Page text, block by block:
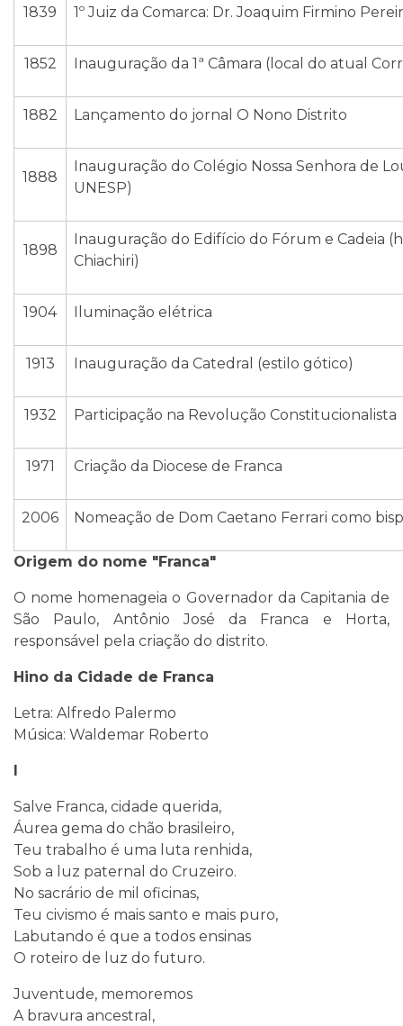
1839 1º Juiz da Comarca: Dr. Joaquim Firmino
1852 Inauguração da 1ª Câmara (local do atual
1882 Lançamento do jornal O Nono Distrito
1888
Inauguração do Colégio Nossa Senhora de
UNESP)
1898
Inauguração do Edifício do Fórum e Cadeia
Chiachiri)
1904 Iluminação elétrica
1913 Inauguração da Catedral (estilo gótico)
1932 Participação na Revolução Constitucionalista
1971 Criação da Diocese de Franca
2006 Nomeação de Dom Caetano Ferrari como
Origem do nome "Franca"
O nome homenageia o Governador da Capitania de
São Paulo, Antônio José da Franca e Horta,
responsável pela criação do distrito.
Hino da Cidade de Franca
Letra: Alfredo Palermo
Música: Waldemar Roberto
Salve Franca, cidade querida,
Áurea gema do chão brasileiro,
Teu trabalho é uma luta renhida,
Sob a luz paternal do Cruzeiro.
No sacrário de mil oficinas,
Teu civismo é mais santo e mais puro,
Labutando é que a todos ensinas
O roteiro de luz do futuro.
Juventude, memoremos
A bravura ancestral,